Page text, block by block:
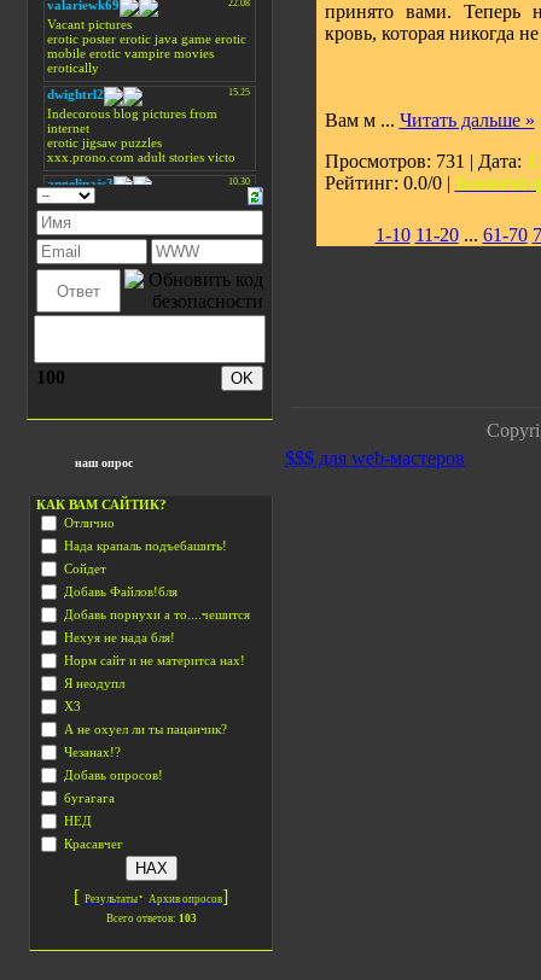
100
наш опрос
КАК ВАМ САЙТИК?
Отлично
Нада крапаль подъебашить!
Сойдет
Добавь Файлов!бля
Добавь порнухи а то....чешится
Нехуя не нада бля!
Норм сайт и не материтса нах!
Я неодупл
Х3
А не охуел ли ты пацанчик?
Чезанах!?
Добавь опросов!
бугагага
НЕД
Красавчег
[ Результаты· Архив опросов]
Всего ответов: 103
принято вами. Теперь
кровь, которая никогда
Вам м ... Читать дальше »
Просмотров: 731 | Дата:
Рейтинг: 0.0/0 |
1-10 11-20 ... 61-70
$$$ для web-мастеров